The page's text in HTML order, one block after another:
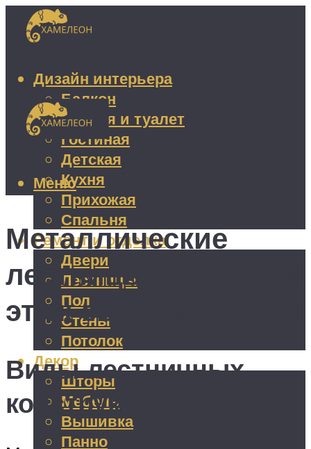
Дизайн интерьера
Балкон
Ванная и туалет
Гостиная
Детская
Кухня
Прихожая
Спальня
Ремонт и отделка
Двери
Лестницы
Пол
Стены
Потолок
Декор
Шторы
Мебель
Вышивка
Панно
Меню
Металлические
лестницы на второй
этаж своими руками
Виды лестничных
конструкций